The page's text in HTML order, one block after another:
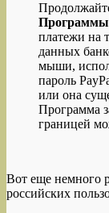
Программы
платежи на
данных
мыши,
пароль
или она
Программа
границей
Вот еще немного
российских